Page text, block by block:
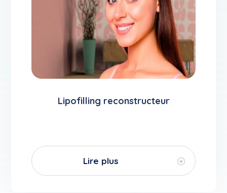
Lipofilling reconstructeur
Lire plus